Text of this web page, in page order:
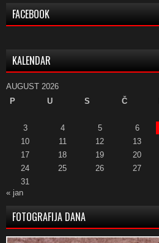
FACEBOOK
KALENDAR
AUGUST 2026
P
U S Č
3
4 5 6
10
11 12 13
17
18 19 20
24
25 26 27
31
« jan
FOTOGRAFIJA DANA